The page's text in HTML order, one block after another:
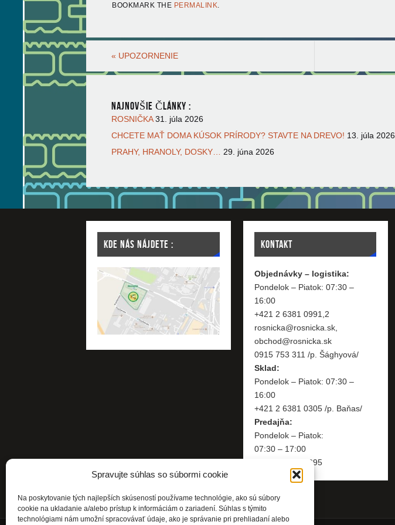
Spravujte súhlas so súbormi cookie
Na poskytovanie tých najlepších skúseností používame technológie, ako sú súbory
cookie na ukladanie a/alebo prístup k informáciám o zariadení. Súhlas s týmito
technológiami nám umožní spracovávať údaje, ako je správanie pri prehliadaní alebo
BOOKMARK THE PERMALINK.
« UPOZORNENIE
NAJNOVŠIE ČLÁNKY :
ROSNIČKA 31. júla 2026
CHCETE MAŤ DOMA KÚSOK PRÍRODY? STAVTE NA DREVO! 13. júla 2026
PRAHY, HRANOLY, DOSKY… 29. júna 2026
KDE NÁS NÁJDETE : KONTAKT
Objednávky – logistika:
Pondelok – Piatok: 07:30 –
16:00
+421 2 6381 0991,2
rosnicka@rosnicka.sk,
obchod@rosnicka.sk
0915 753 311 /p. Šághyová/
Sklad:
Pondelok – Piatok: 07:30 –
16:00
+421 2 6381 0305 /p. Baňas/
Predajňa:
Pondelok – Piatok:
07:30 – 17:00
+421 2 6381 0995